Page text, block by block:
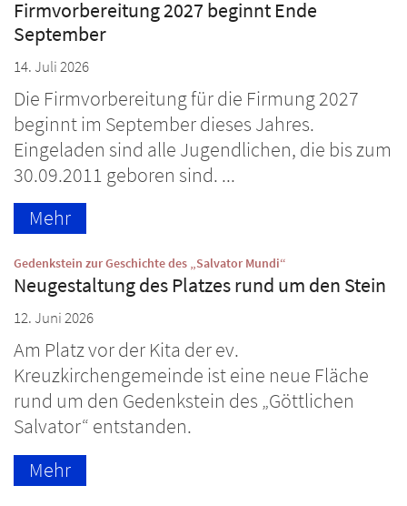
Firmvorbereitung 2027 beginnt Ende
September
14. Juli 2026
Die Firmvorbereitung für die Firmung 2027
beginnt im September dieses Jahres.
Eingeladen sind alle Jugendlichen, die bis zum
30.09.2011 geboren sind. ...
Mehr
Gedenkstein zur Geschichte des „Salvator Mundi“
Neugestaltung des Platzes rund um den Stein
12. Juni 2026
Am Platz vor der Kita der ev.
Kreuzkirchengemeinde ist eine neue Fläche
rund um den Gedenkstein des „Göttlichen
Salvator“ entstanden.
Mehr